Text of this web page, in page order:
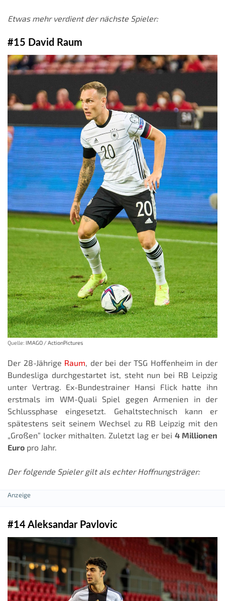
Etwas mehr verdient der nächste Spieler:
#15 David Raum
Quelle: IMAGO / ActionPictures
Der 28-Jährige Raum, der bei der TSG Hoffenheim in der
Bundesliga durchgestartet ist, steht nun bei RB Leipzig
unter Vertrag. Ex-Bundestrainer Hansi Flick hatte ihn
erstmals im WM-Quali Spiel gegen Armenien in der
Schlussphase eingesetzt. Gehaltstechnisch kann er
spätestens seit seinem Wechsel zu RB Leipzig mit den
„Großen“ locker mithalten. Zuletzt lag er bei 4 Millionen
Euro pro Jahr.
Der folgende Spieler gilt als echter Hoffnungsträger:
#14 Aleksandar Pavlovic